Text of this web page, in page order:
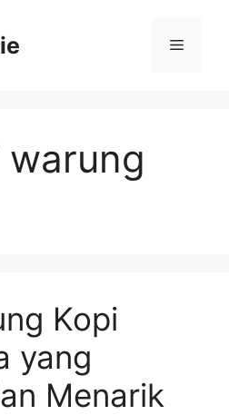
Menu
Kopi
yang
Menarik